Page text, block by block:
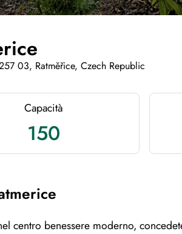
03, Ratměřice, Czech Republic
Capacità
150
centro benessere moderno,